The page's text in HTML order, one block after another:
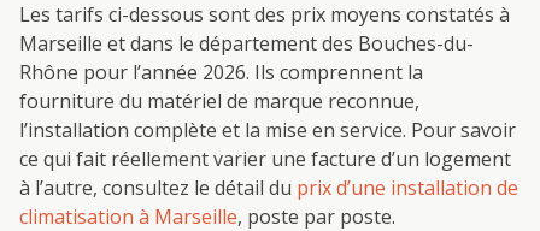
Les tarifs ci-dessous sont des prix moyens constatés à
Marseille et dans le département des Bouches-du-
Rhône pour l’année 2026. Ils comprennent la
fourniture du matériel de marque reconnue,
l’installation complète et la mise en service. Pour savoir
ce qui fait réellement varier une facture d’un logement
à l’autre, consultez le détail du prix d’une installation de
climatisation à Marseille, poste par poste.